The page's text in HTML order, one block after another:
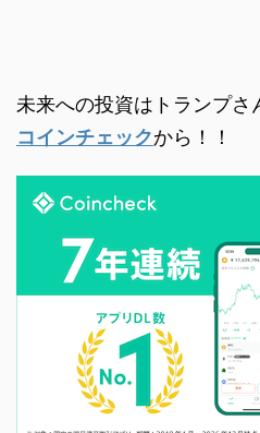
未来への投資はトランプさ
コインチェックから！！